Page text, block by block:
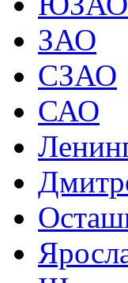
ЗАО
СЗАО
САО